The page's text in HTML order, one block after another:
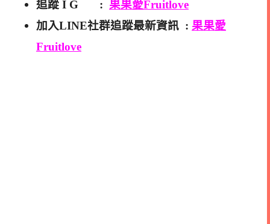
追蹤 I G : 果果愛Fruitlove
加入LINE社群追蹤最新資訊 : 果果愛
Fruitlove